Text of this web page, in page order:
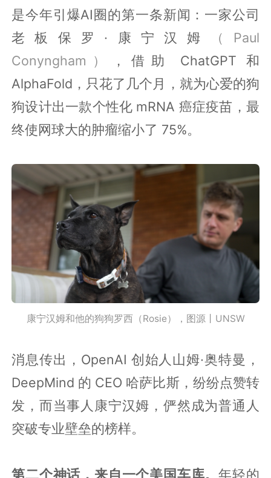
是今年引爆AI圈的第一条新闻：一家公司
老板保罗·康宁汉姆
（Paul
Conyngham）
，借助 ChatGPT 和
AlphaFold，只花了几个月，就为心爱的狗
狗设计出一款个性化 mRNA 癌症疫苗，最
终使网球大的肿瘤缩小了 75%。
康宁汉姆和他的狗狗罗西（Rosie），图源丨UNSW
消息传出，OpenAI 创始人山姆·奥特曼，
DeepMind 的 CEO 哈萨比斯，纷纷点赞转
发，而当事人康宁汉姆，俨然成为普通人
突破专业壁垒的榜样。
第二个神话，来自一个美国车库。年轻的